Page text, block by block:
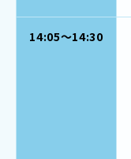
14:05～14:30